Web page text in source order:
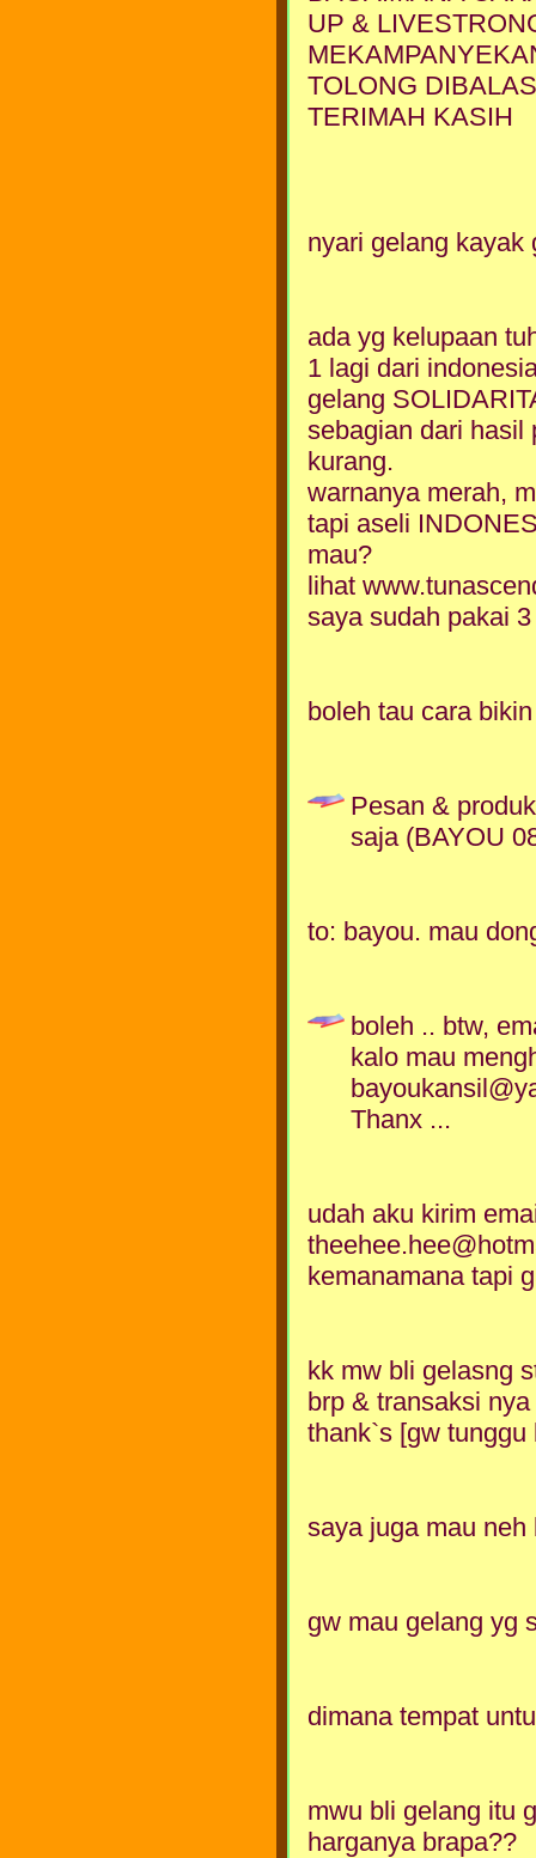
UP &
TOLONG DIBALAS
TERIMAH KASIH
nyari gelang kayak
ada yg kelupaan
1 lagi dari
gelang
sebagian dari hasil
kurang.
warnanya merah,
tapi aseli
mau?
lihat
saya sudah pakai
boleh tau cara
Pesan &
saja (BAYOU
to: bayou. mau
boleh .. btw,
kalo mau
Thanx ...
udah aku kirim
kemanamana tapi
kk mw bli gelasng
brp & transaksi nya
thank`s [gw tunggu
saya juga mau
gw mau gelang yg
dimana tempat
mwu bli gelang itu
harganya brapa??